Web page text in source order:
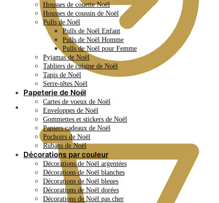
0.00 €
Housses de couette Noël
Housses de coussin de Noël
Pulls de Noël
Pulls de Noël Enfant
Pulls de Noël Homme
Pulls de Noël pour Femme
Pyjamas de Noël
Tabliers de cuisine de Noël
Tapis de Noël
Serre-têtes Noël
Papeterie de Noël
Cartes de voeux de Noël
Enveloppes de Noël
Gommettes et stickers de Noël
Papiers cadeaux de Noël
Pochoirs de Noël
Rubans de Noël
Décorations par couleur
Décorations de Noël argentées
Décorations de Noël blanches
Décorations de Noël bleues
Décorations de Noël dorées
Décorations de Noël pas cher